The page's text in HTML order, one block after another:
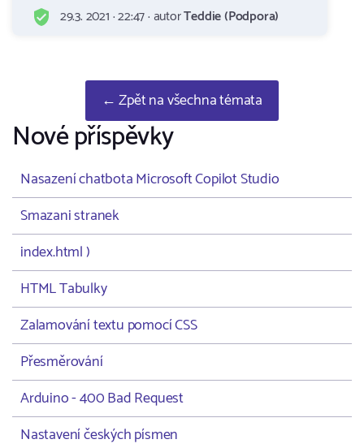
29.3. 2021 · 22:47 · autorTeddie (Podpora)
← Zpět na všechna témata
Nové příspěvky
Nasazení chatbota Microsoft Copilot Studio
Smazani stranek
index.html )
HTML Tabulky
Zalamování textu pomocí CSS
Přesměrování
Arduino - 400 Bad Request
Nastavení českých písmen